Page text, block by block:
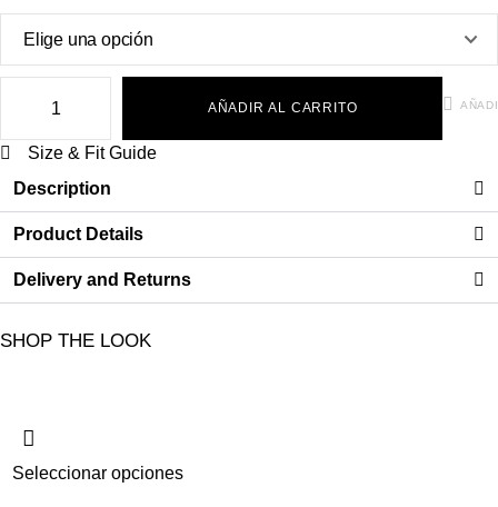
AÑADIR AL CARRITO
Size & Fit Guide
Description
Product Details
Delivery and Returns
SHOP THE LOOK
Seleccionar opciones